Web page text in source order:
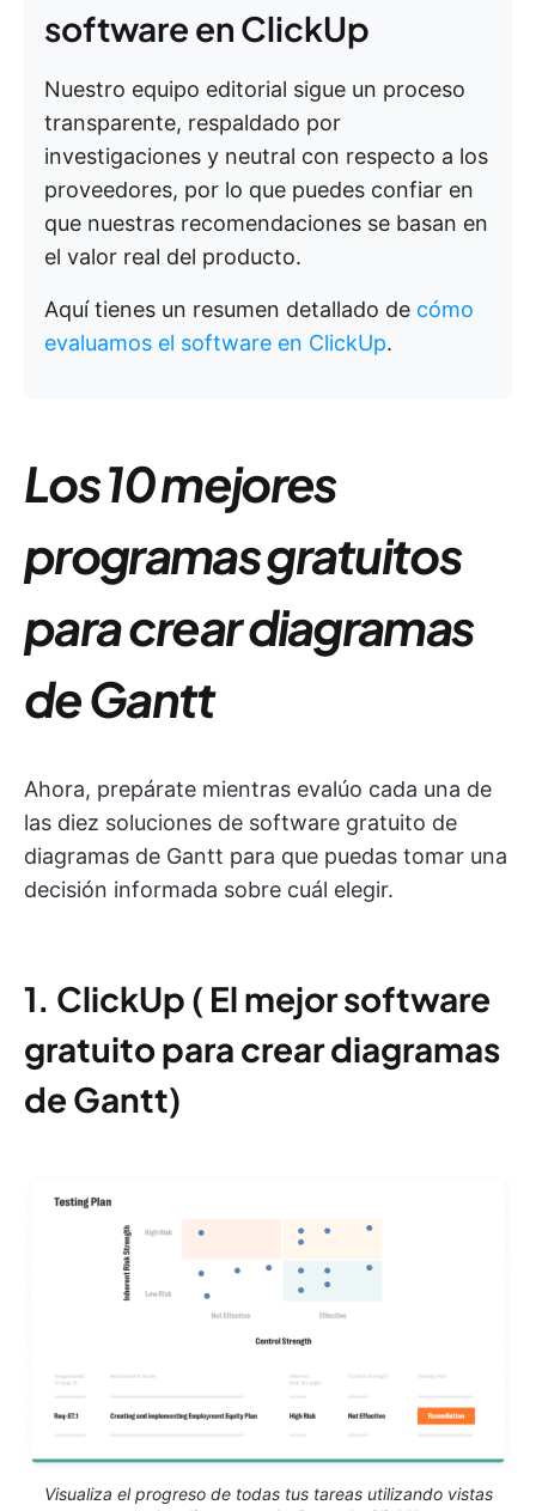
software en ClickUp
Nuestro equipo editorial sigue un proceso
transparente, respaldado por
investigaciones y neutral con respecto a los
proveedores, por lo que puedes confiar en
que nuestras recomendaciones se basan en
el valor real del producto.
Aquí tienes un resumen detallado de cómo
evaluamos el software en ClickUp.
Los 10 mejores
programas gratuitos
para crear diagramas
de Gantt
Ahora, prepárate mientras evalúo cada una de
las diez soluciones de software gratuito de
diagramas de Gantt para que puedas tomar una
decisión informada sobre cuál elegir.
1. ClickUp ( El mejor software
gratuito para crear diagramas
de Gantt)
Visualiza el progreso de todas tus tareas utilizando vistas